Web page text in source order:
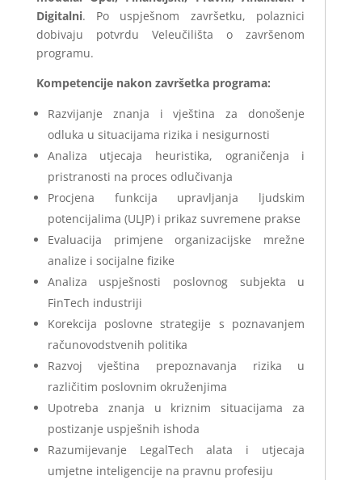
Digitalni. Po uspješnom završetku, polaznici
dobivaju potvrdu Veleučilišta o završenom
programu.
Kompetencije nakon završetka programa:
Razvijanje znanja i vještina za donošenje
odluka u situacijama rizika i nesigurnosti
Analiza utjecaja heuristika, ograničenja i
pristranosti na proces odlučivanja
Procjena funkcija upravljanja ljudskim
potencijalima (ULJP) i prikaz suvremene prakse
Evaluacija primjene organizacijske mrežne
analize i socijalne fizike
Analiza uspješnosti poslovnog subjekta u
FinTech industriji
Korekcija poslovne strategije s poznavanjem
računovodstvenih politika
Razvoj vještina prepoznavanja rizika u
različitim poslovnim okruženjima
Upotreba znanja u kriznim situacijama za
postizanje uspješnih ishoda
Razumijevanje LegalTech alata i utjecaja
umjetne inteligencije na pravnu profesiju